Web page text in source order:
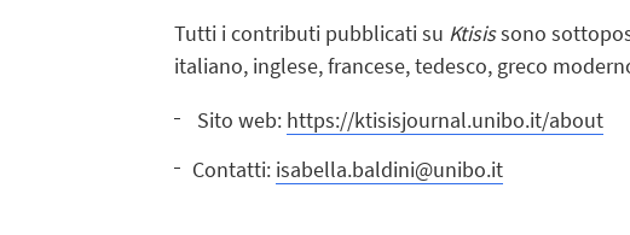
Tutti i contributi pubblicati su Ktisissono
italiano, inglese, francese, tedesco, greco
Sito web: https://ktisisjournal.unibo.it/about
Contatti: isabella.baldini@unibo.it